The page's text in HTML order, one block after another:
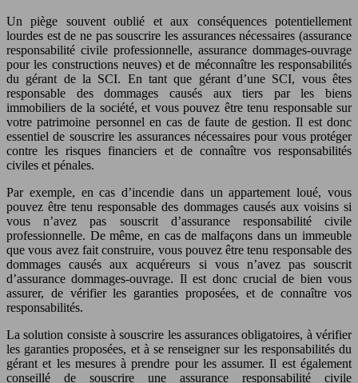
Un piège souvent oublié et aux conséquences potentiellement
lourdes est de ne pas souscrire les assurances nécessaires (assurance
responsabilité civile professionnelle, assurance dommages-ouvrage
pour les constructions neuves) et de méconnaître les responsabilités
du gérant de la SCI. En tant que gérant d’une SCI, vous êtes
responsable des dommages causés aux tiers par les biens
immobiliers de la société, et vous pouvez être tenu responsable sur
votre patrimoine personnel en cas de faute de gestion. Il est donc
essentiel de souscrire les assurances nécessaires pour vous protéger
contre les risques financiers et de connaître vos responsabilités
civiles et pénales.
Par exemple, en cas d’incendie dans un appartement loué, vous
pouvez être tenu responsable des dommages causés aux voisins si
vous n’avez pas souscrit d’assurance responsabilité civile
professionnelle. De même, en cas de malfaçons dans un immeuble
que vous avez fait construire, vous pouvez être tenu responsable des
dommages causés aux acquéreurs si vous n’avez pas souscrit
d’assurance dommages-ouvrage. Il est donc crucial de bien vous
assurer, de vérifier les garanties proposées, et de connaître vos
responsabilités.
La solution consiste à souscrire les assurances obligatoires, à vérifier
les garanties proposées, et à se renseigner sur les responsabilités du
gérant et les mesures à prendre pour les assumer. Il est également
conseillé de souscrire une assurance responsabilité civile